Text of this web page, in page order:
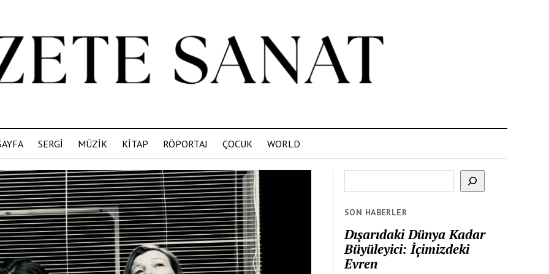
SERGİ MÜZİK KİTAP RÖPORTAJ ÇOCUK WORLD
SON HABERLER
Dışarıdaki Dünya Kadar
Büyüleyici: İçimizdeki
Evren